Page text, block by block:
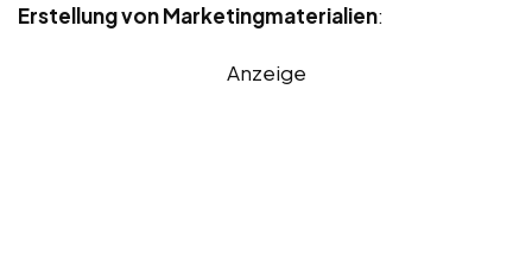
Erstellung von Marketingmaterialien:
Anzeige